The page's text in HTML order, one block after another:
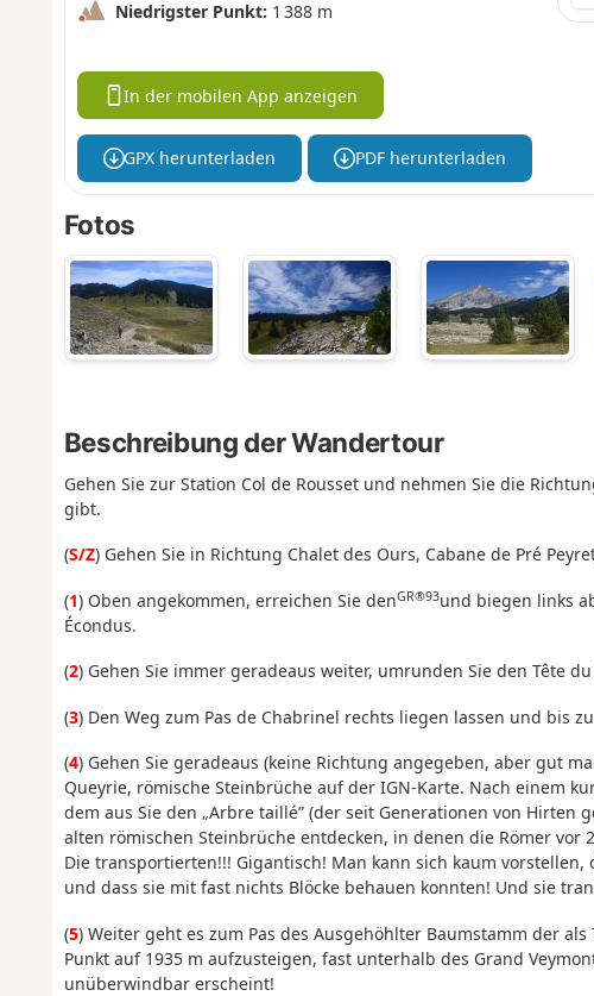
Niedrigster Punkt: 1 388 m
In der mobilen App anzeigen
GPX herunterladen PDF herunterladen
Fotos
Beschreibung der Wandertour
Gehen Sie zur Station Col de Rousset und nehmen Sie die
gibt.
(S/Z) Gehen Sie in Richtung Chalet des Ours, Cabane de Pré
(1) Oben angekommen, erreichen Sie denGR®93und biegen links
Écondus.
(2) Gehen Sie immer geradeaus weiter, umrunden Sie den Tête
(3) Den Weg zum Pas de Chabrinel rechts liegen lassen und bis
(4) Gehen Sie geradeaus (keine Richtung angegeben, aber gut
Queyrie, römische Steinbrüche auf der IGN-Karte. Nach einem
dem aus Sie den „Arbre taillé” (der seit Generationen von Hirten
alten römischen Steinbrüche entdecken, in denen die Römer vor
Die transportierten!!! Gigantisch! Man kann sich kaum vorstellen,
und dass sie mit fast nichts Blöcke behauen konnten! Und sie
(5) Weiter geht es zum Pas des Ausgehöhlter Baumstamm der
Punkt auf 1935 m aufzusteigen, fast unterhalb des Grand
unüberwindbar erscheint!